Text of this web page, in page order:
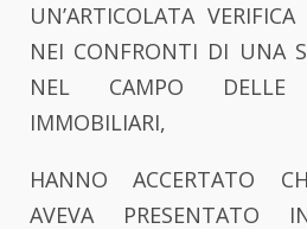
UN’ARTICOLATA
NEI CONFRONTI DI UNA
NEL CAMPO DELLE
IMMOBILIARI,
HANNO ACCERTATO
AVEVA PRESENTATO